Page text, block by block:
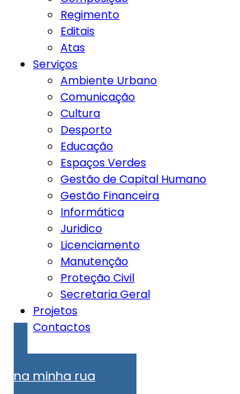
Regimento
Editais
Atas
Serviços
Ambiente Urbano
Comunicação
Cultura
Desporto
Educação
Espaços Verdes
Gestão de Capital Humano
Gestão Financeira
Informática
Juridico
Licenciamento
Manutenção
Proteção Civil
Secretaria Geral
Projetos
Contactos
na minha rua